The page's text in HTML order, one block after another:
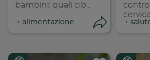
bambini: quali cib...
+ alimentazione +